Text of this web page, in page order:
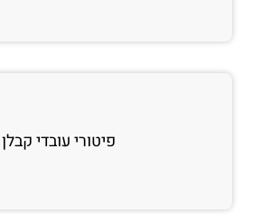
פיטורי עובדי קבלן